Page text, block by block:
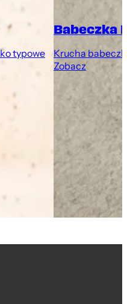
typowe
Babeczka
Krucha
Zobacz